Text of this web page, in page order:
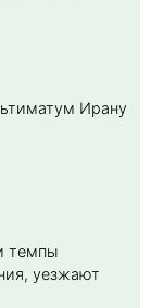
Ирану
темпы
уезжают